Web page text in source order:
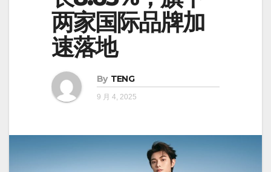
两家国际品牌加
速落地
By TENG
9 月 4, 2025